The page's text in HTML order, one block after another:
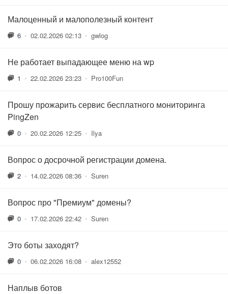
Малоценный и малополезный контент
6 • 02.02.2026 02:13 • gwlog
Не работает выпадающее меню на wp
1 • 22.02.2026 23:23 • Pro100Fun
Прошу прожарить сервис бесплатного мониторинга
PingZen
0 • 20.02.2026 12:25 • Ilya
Вопрос о досрочной регистрации домена.
2 • 14.02.2026 08:36 • Suren
Вопрос про "Премиум" домены?
0 • 17.02.2026 22:42 • Suren
Это боты заходят?
0 • 06.02.2026 16:08 • alex12552
Наплыв ботов